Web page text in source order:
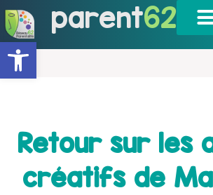
Ouvrir la barre d’outils
parent62
Retour sur les
créatifs de